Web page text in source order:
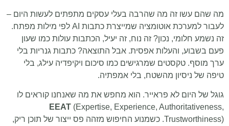
מה שהם עשו זה מה שהרבה בעלי עסקים מתפתים לעשות היום –
לעבור למערכת אוטומציה שמייצרת כתבות AI לפי מילות מפתח.
זה נשמע חלומי, נכון? זה נוח, זה יעיל, הכתבות עולות כמו שעון
פעם בשבוע, והעלות אפסית. אבל התוצאה? כתבות גנריות בלי
ערך מוסף. טקסטים שמרגישים כמו סיכום ויקיפדיה עילג, בלי
טיפה של ניסיון מהשטח, בלי אמפתיה.
גוגל של היום לא פראייר. הוא מחפש את מה שאנחנו קוראים לו
EEAT (Expertise, Experience, Authoritativeness,
Trustworthiness). כשמנוע החיפוש מזהה פס ייצור של תוכן ריק,